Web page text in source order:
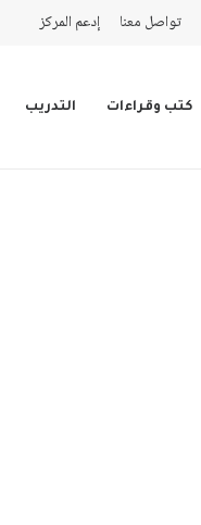
تواصل معنا إدعم المركز
كتب وقراءات التدريب